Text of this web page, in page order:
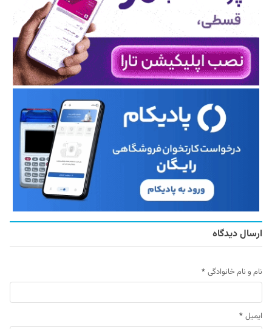
ارسال دیدگاه
نام و نام خانوادگی *
ایمیل *